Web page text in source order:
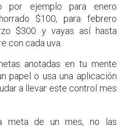
por ejemplo para enero
$100, para febrero
$300 y vayas así hasta
con cada uva.
anotadas en tu mente
papel o usa una aplicación
a llevar este control mes
meta de un mes, no las